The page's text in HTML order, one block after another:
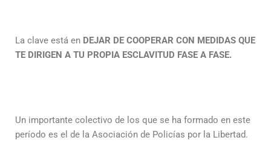
La clave está en DEJAR DE COOPERAR CON MEDIDAS QUE
TE DIRIGEN A TU PROPIA ESCLAVITUD FASE A FASE.
Un importante colectivo de los que se ha formado en este
período es el de la Asociación de Policías por la Libertad.